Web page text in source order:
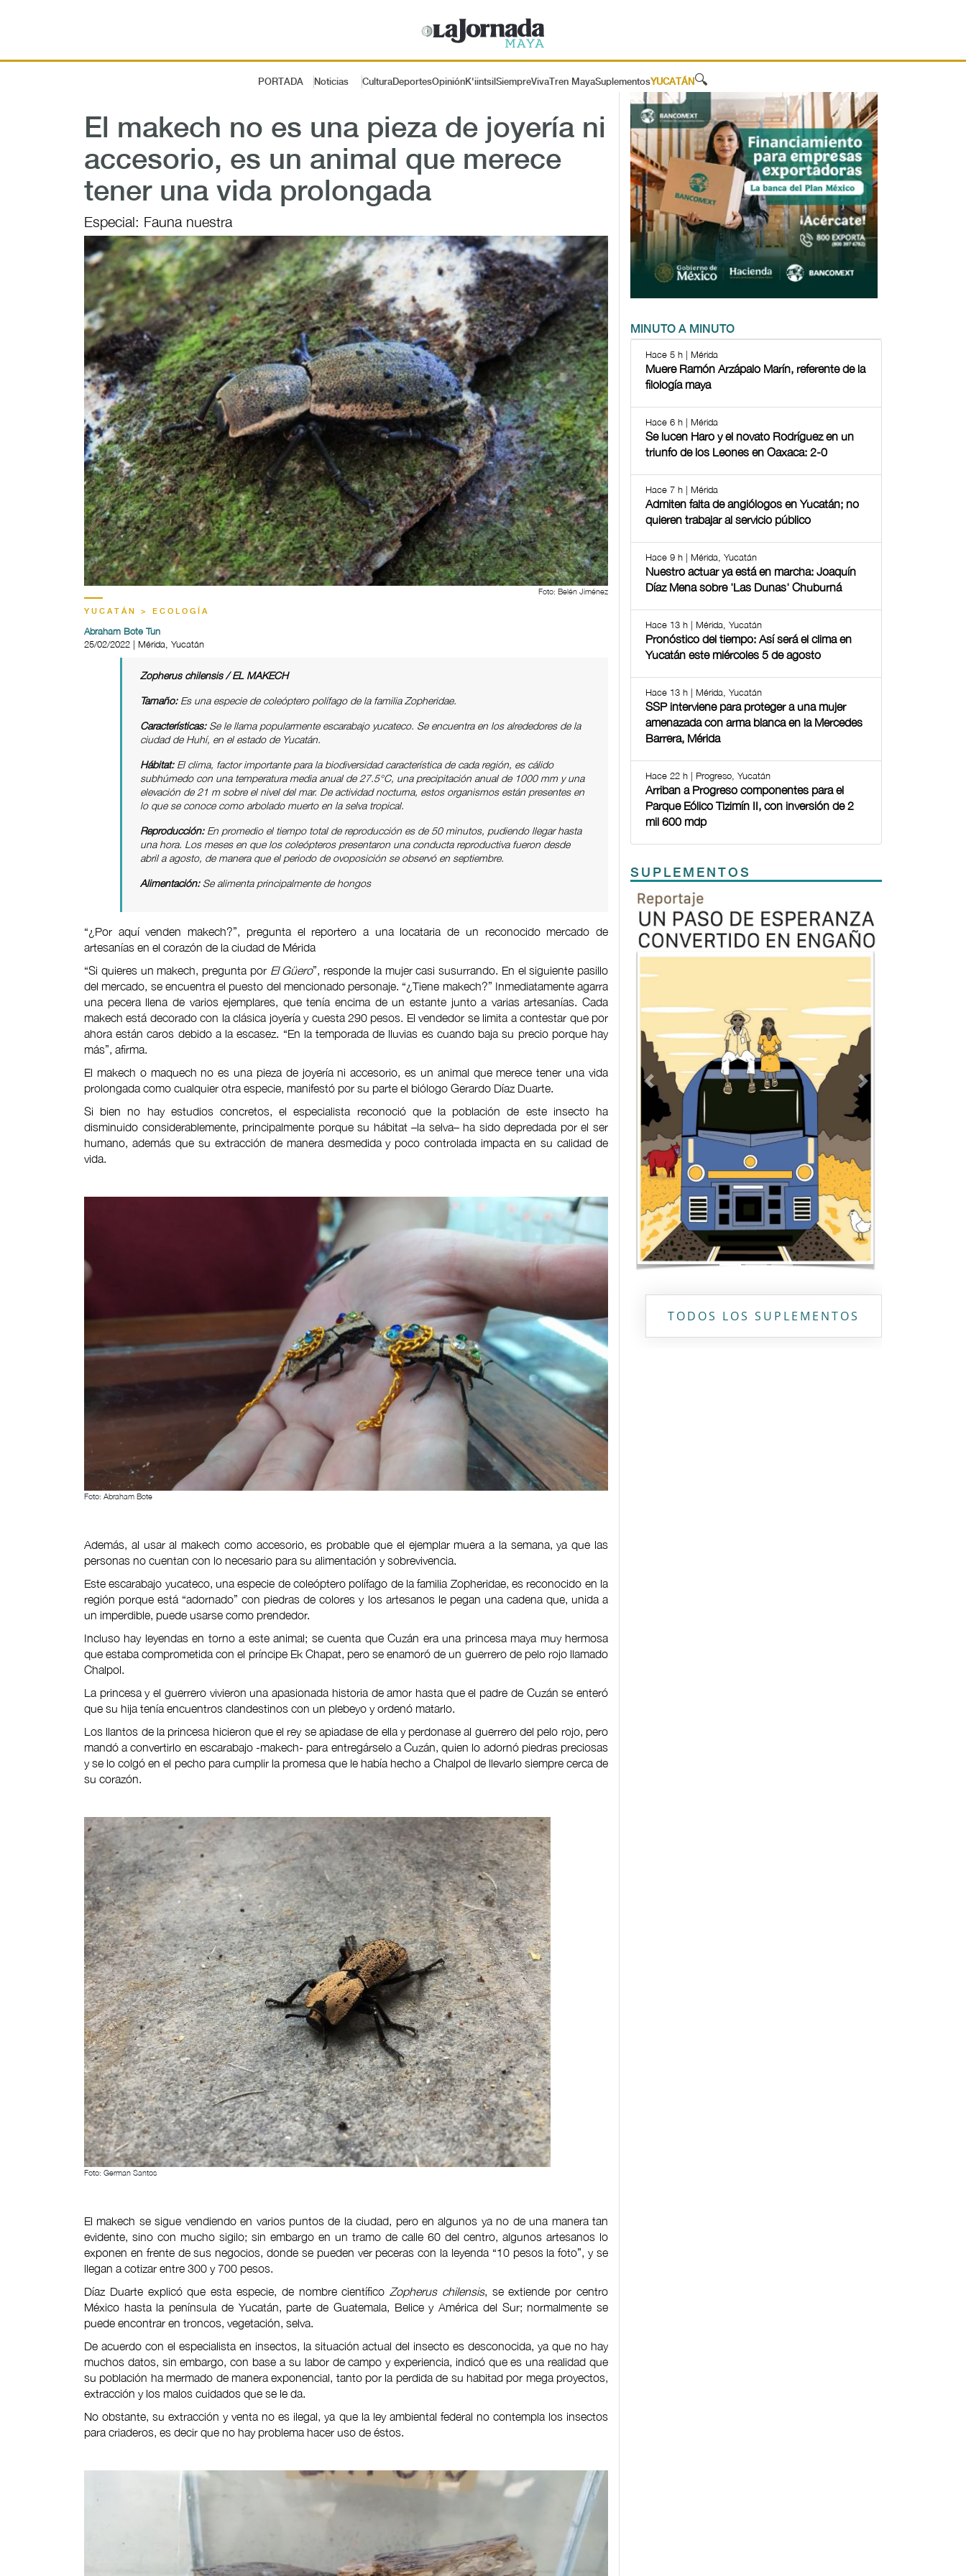
PORTADA Noticias CulturaDeportesOpiniónK'iintsil SiempreViva Tren MayaSuplementosYUCATÁN 🔍
El makech no es una pieza de joyería ni
accesorio, es un animal que merece
tener una vida prolongada
Especial: Fauna nuestra
Foto: Belén Jiménez
YUCATÁN > ECOLOGÍA
Abraham Bote Tun
25/02/2022 | Mérida, Yucatán
Zopherus chilensis / EL MAKECH
Tamaño:Es una especie de coleóptero polífago de la familia Zopheridae.
Características: Se le llama popularmente escarabajo yucateco. Se encuentra en los alrededores de la
ciudad de Huhí, en el estado de Yucatán.
Hábitat:El clima, factor importante para la biodiversidad característica de cada región, es cálido
subhúmedo con una temperatura media anual de 27.5°C, una precipitación anual de 1000 mm y una
elevación de 21 m sobre el nivel del mar. De actividad nocturna, estos organismos están presentes en
lo que se conoce como arbolado muerto en la selva tropical.
Reproducción:En promedio el tiempo total de reproducción es de 50 minutos, pudiendo llegar hasta
una hora. Los meses en que los coleópteros presentaron una conducta reproductiva fueron desde
abril a agosto, de manera que el periodo de ovoposición se observó en septiembre.
Alimentación:Se alimenta principalmente de hongos
“¿Por aquí venden makech?”, pregunta el reportero a una locataria de un reconocido mercado de
artesanías en el corazón de la ciudad de Mérida
“Si quieres un makech, pregunta por El Güero”, responde la mujer casi susurrando. En el siguiente pasillo
del mercado, se encuentra el puesto del mencionado personaje. “¿Tiene makech?” Inmediatamente agarra
una pecera llena de varios ejemplares, que tenía encima de un estante junto a varias artesanías. Cada
makech está decorado con la clásica joyería y cuesta 290 pesos. El vendedor se limita a contestar que por
ahora están caros debido a la escasez. “En la temporada de lluvias es cuando baja su precio porque hay
más”, afirma.
El makech o maquech no es una pieza de joyería ni accesorio, es un animal que merece tener una vida
prolongada como cualquier otra especie, manifestó por su parte el biólogo Gerardo Díaz Duarte.
Si bien no hay estudios concretos, el especialista reconoció que la población de este insecto ha
disminuido considerablemente, principalmente porque su hábitat –la selva– ha sido depredada por el ser
humano, además que su extracción de manera desmedida y poco controlada impacta en su calidad de
vida.
Foto: Abraham Bote
Además, al usar al makech como accesorio, es probable que el ejemplar muera a la semana, ya que las
personas no cuentan con lo necesario para su alimentación y sobrevivencia.
Este escarabajo yucateco, una especie de coleóptero polífago de la familia Zopheridae, es reconocido en la
región porque está “adornado” con piedras de colores y los artesanos le pegan una cadena que, unida a
un imperdible, puede usarse como prendedor.
Incluso hay leyendas en torno a este animal; se cuenta que Cuzán era una princesa maya muy hermosa
que estaba comprometida con el príncipe Ek Chapat, pero se enamoró de un guerrero de pelo rojo llamado
Chalpol.
La princesa y el guerrero vivieron una apasionada historia de amor hasta que el padre de Cuzán se enteró
que su hija tenía encuentros clandestinos con un plebeyo y ordenó matarlo.
Los llantos de la princesa hicieron que el rey se apiadase de ella y perdonase al guerrero del pelo rojo, pero
mandó a convertirlo en escarabajo -makech- para entregárselo a Cuzán, quien lo adornó piedras preciosas
y se lo colgó en el pecho para cumplir la promesa que le había hecho a Chalpol de llevarlo siempre cerca de
su corazón.
Foto: German Santos
El makech se sigue vendiendo en varios puntos de la ciudad, pero en algunos ya no de una manera tan
evidente, sino con mucho sigilo; sin embargo en un tramo de calle 60 del centro, algunos artesanos lo
exponen en frente de sus negocios, donde se pueden ver peceras con la leyenda “10 pesos la foto”, y se
llegan a cotizar entre 300 y 700 pesos.
Díaz Duarte explicó que esta especie, de nombre científicoZopherus chilensis, se extiende por centro
México hasta la península de Yucatán, parte de Guatemala, Belice y América del Sur; normalmente se
puede encontrar en troncos, vegetación, selva.
De acuerdo con el especialista en insectos, la situación actual del insecto es desconocida, ya que no hay
muchos datos, sin embargo, con base a su labor de campo y experiencia, indicó que es una realidad que
su población ha mermado de manera exponencial, tanto por la perdida de su habitad por mega proyectos,
extracción y los malos cuidados que se le da.
No obstante, su extracción y venta no es ilegal, ya que la ley ambiental federal no contempla los insectos
para criaderos, es decir que no hay problema hacer uso de éstos.
MINUTO A MINUTO
Hace 5 h | Mérida
Muere Ramón Arzápalo Marín, referente de la
filología maya
Hace 6 h | Mérida
Se lucen Haro y el novato Rodríguez en un
triunfo de los Leones en Oaxaca: 2-0
Hace 7 h | Mérida
Admiten falta de angiólogos en Yucatán; no
quieren trabajar al servicio público
Hace 9 h | Mérida, Yucatán
Nuestro actuar ya está en marcha: Joaquín
Díaz Mena sobre 'Las Dunas' Chuburná
Hace 13 h | Mérida, Yucatán
Pronóstico del tiempo: Así será el clima en
Yucatán este miércoles 5 de agosto
Hace 13 h | Mérida, Yucatán
SSP interviene para proteger a una mujer
amenazada con arma blanca en la Mercedes
Barrera, Mérida
Hace 22 h | Progreso, Yucatán
Arriban a Progreso componentes para el
Parque Eólico Tizimín II, con inversión de 2
mil 600 mdp
SUPLEMENTOS
Previous
TODOS LOS SUPLEMENTOS